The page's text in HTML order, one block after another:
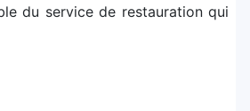
du service de restauration qui